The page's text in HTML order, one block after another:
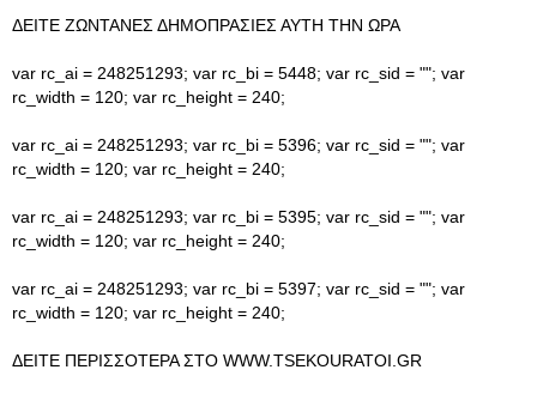
ΔΕΙΤΕ ΖΩΝΤΑΝΕΣ ΔΗΜΟΠΡΑΣΙΕΣ ΑΥΤΗ ΤΗΝ ΩΡΑ
var rc_ai = 248251293; var rc_bi = 5448; var rc_sid = ""; var
rc_width = 120; var rc_height = 240;
var rc_ai = 248251293; var rc_bi = 5396; var rc_sid = ""; var
rc_width = 120; var rc_height = 240;
var rc_ai = 248251293; var rc_bi = 5395; var rc_sid = ""; var
rc_width = 120; var rc_height = 240;
var rc_ai = 248251293; var rc_bi = 5397; var rc_sid = ""; var
rc_width = 120; var rc_height = 240;
ΔΕΙΤΕ ΠΕΡΙΣΣΟΤΕΡΑ ΣΤΟ WWW.TSEKOURATOI.GR